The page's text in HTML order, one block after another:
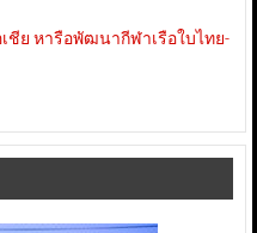
ชีย หารือพัฒนากีฬาเรือใบไทย-